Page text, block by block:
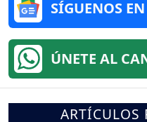
SÍGUENOS
ÚNETE AL
ARTÍCULOS